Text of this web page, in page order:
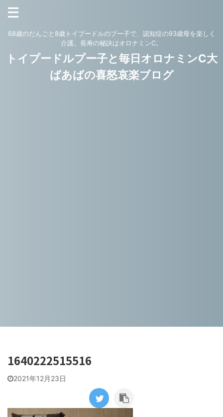
68歳のだんごと8歳トイプードルのプー子で、認知症の93歳母を楽しく
介護。長寿の秘訣はオロナミンC。
トイプードルプー子と毎日オロナミンC大
ばあばの喜怒哀楽ブログ
1640222515516
2021年12月23日